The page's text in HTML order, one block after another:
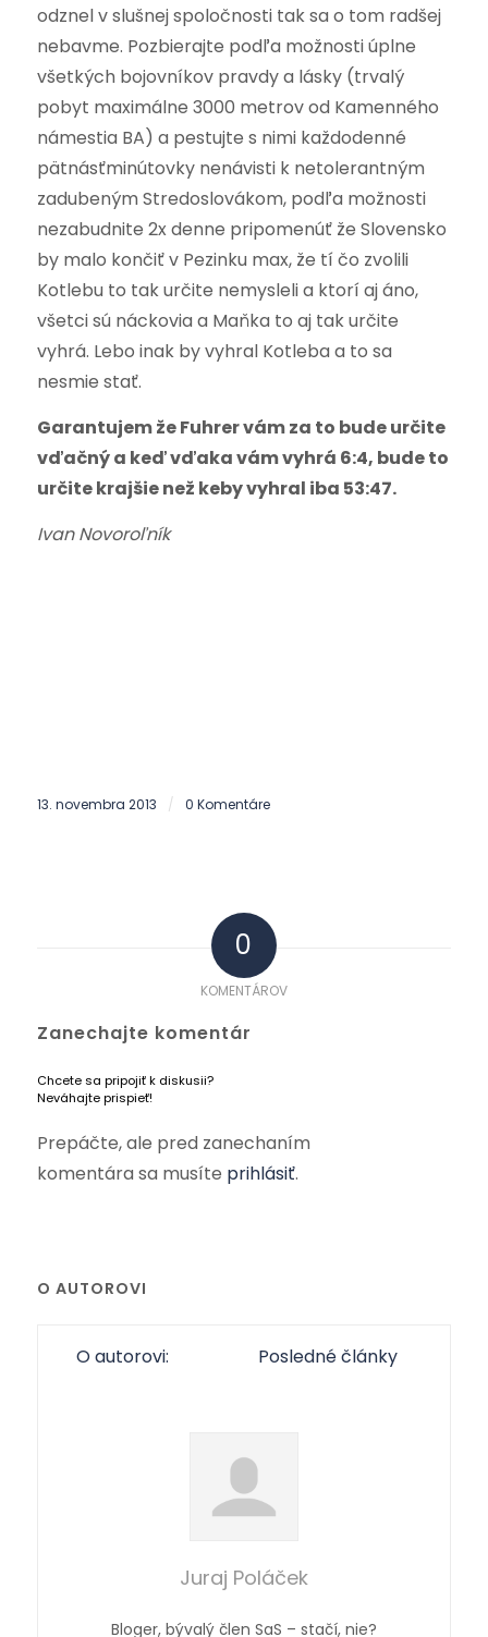
odznel v slušnej spoločnosti tak sa o tom radšej
nebavme. Pozbierajte podľa možnosti úplne
všetkých bojovníkov pravdy a lásky (trvalý
pobyt maximálne 3000 metrov od Kamenného
námestia BA) a pestujte s nimi každodenné
pätnásťminútovky nenávisti k netolerantným
zadubeným Stredoslovákom, podľa možnosti
nezabudnite 2x denne pripomenúť že Slovensko
by malo končiť v Pezinku max, že tí čo zvolili
Kotlebu to tak určite nemysleli a ktorí aj áno,
všetci sú náckovia a Maňka to aj tak určite
vyhrá. Lebo inak by vyhral Kotleba a to sa
nesmie stať.
Garantujem že Fuhrer vám za to bude určite
vďačný a keď vďaka vám vyhrá 6:4, bude to
určite krajšie než keby vyhral iba 53:47.
Ivan Novoroľník
13. novembra 2013 / 0 Komentáre
0
KOMENTÁROV
Zanechajte komentár
Chcete sa pripojiť k diskusii?
Neváhajte prispieť!
Prepáčte, ale pred zanechaním
komentára sa musíte prihlásiť.
O AUTOROVI
O autorovi: Posledné články
Juraj Poláček
Bloger, bývalý člen SaS – stačí, nie?